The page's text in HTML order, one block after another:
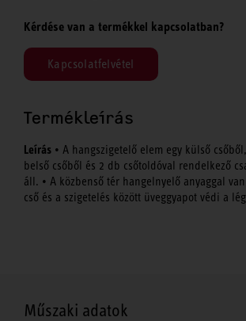
Kérdése van a termékkel kapcsolatban?
Kapcsolatfelvétel
Termékleírás
Leírás • A hangszigetelő elem egy külső
belső csőből és 2 db csőtoldóval rendelkező
áll. • A közbenső tér hangelnyelő anyaggal
cső és a szigetelés között üveggyapot védi a
Műszaki adatok